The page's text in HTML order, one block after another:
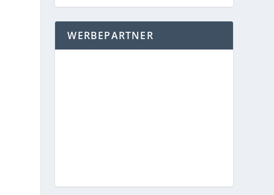
WERBEPARTNER